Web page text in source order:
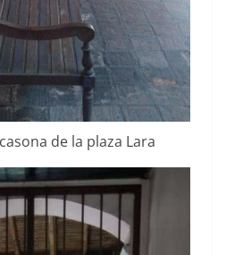
de la plaza Lara